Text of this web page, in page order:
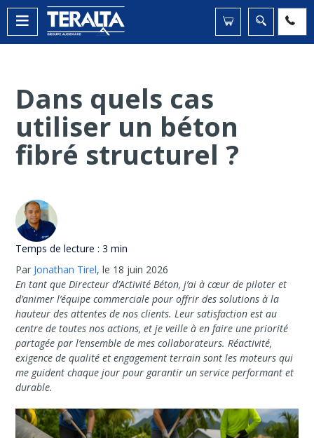
Dans quels cas
utiliser un béton
fibré structurel ?
Temps de lecture :3 min
Par Jonathan Tirel,le 18 juin 2026
En tant que Directeur d’Activité Béton, j’ai à cœur de piloter et
d’animer l’équipe commerciale pour offrir des solutions à la
hauteur des attentes de nos clients. Leur satisfaction est au
centre de toutes nos actions, et je veille à en faire une priorité
partagée par l’ensemble de mes collaborateurs. Réactivité,
exigence de qualité et engagement terrain sont les moteurs qui
me guident chaque jour pour garantir un service performant et
durable.